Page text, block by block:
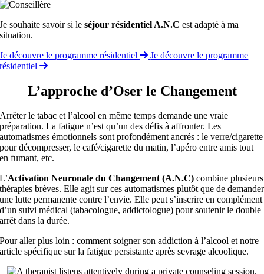
Je souhaite savoir si leséjour résidentiel A.N.C est adapté à ma
situation.
Je découvre le programme résidentiel
Je découvre le programme
résidentiel
L’approche d’Oser le Changement
Arrêter le tabac et l’alcool en même temps demande une vraie
préparation. La fatigue n’est qu’un des défis à affronter. Les
automatismes émotionnels sont profondément ancrés : le verre/cigarette
pour décompresser, le café/cigarette du matin, l’apéro entre amis tout
en fumant, etc.
L’Activation Neuronale du Changement (A.N.C) combine plusieurs
thérapies brèves. Elle agit sur ces automatismes plutôt que de demander
une lutte permanente contre l’envie. Elle peut s’inscrire en complément
d’un suivi médical (tabacologue, addictologue) pour soutenir le double
arrêt dans la durée.
Pour aller plus loin : comment soigner son addiction à l’alcool et notre
article spécifique sur la fatigue persistante après sevrage alcoolique.